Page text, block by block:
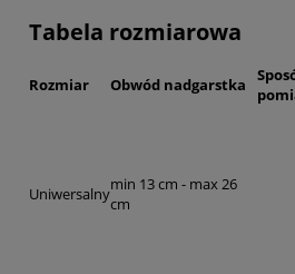
Tabela rozmiarowa
Rozmiar Obwód nadgarstka
Uniwersalnymin 13 cm - max 26
cm